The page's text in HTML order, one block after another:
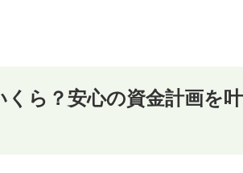
ら？安心の資金計画を